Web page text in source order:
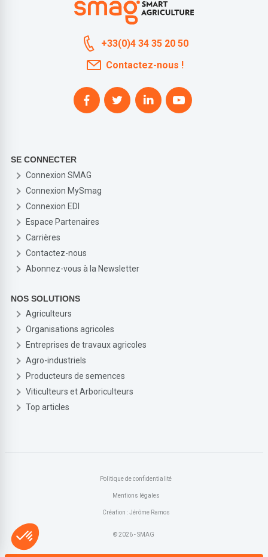
+33(0)4 34 35 20 50
Contactez-nous !
SE CONNECTER
Connexion SMAG
Connexion MySmag
Connexion EDI
Espace Partenaires
Carrières
Contactez-nous
Abonnez-vous à la Newsletter
NOS SOLUTIONS
Agriculteurs
Organisations agricoles
Entreprises de travaux agricoles
Agro-industriels
Producteurs de semences
Viticulteurs et Arboriculteurs
Top articles
© 2026 - SMAG
Politique de confidentialité
Mentions légales
Création : Jérôme Ramos